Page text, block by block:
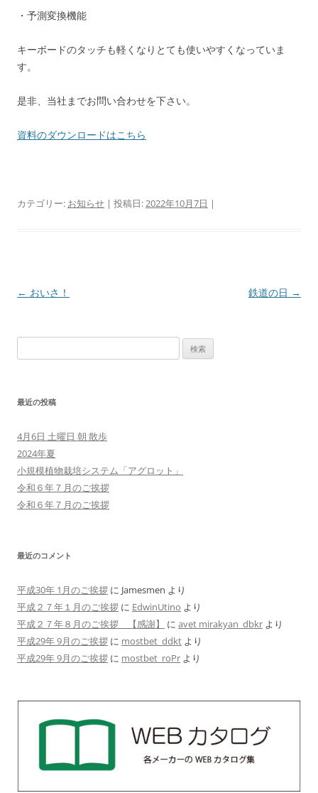
・予測変換機能
キーボードのタッチも軽くなりとても使いやすくなっていま
す。
是非、当社までお問い合わせを下さい。
資料のダウンロードはこちら
カテゴリー: お知らせ | 投稿日:2022年10月7日 |
投
ョ
ン
← おいさ！ 鉄道の日 →
索:
最近の投稿
4月6日 土曜日 朝 散歩
2024年夏
小規模植物栽培システム「アグロット」
令和６年７月のご挨拶
令和６年７月のご挨拶
最近のコメント
平成30年 1月のご挨拶 に Jamesmen より
平成２７年１月のご挨拶 に EdwinUtino より
平成２７年８月のご挨拶 【感謝】
に avet mirakyan_dbkr より
平成29年 9月のご挨拶 に mostbet_ddkt より
平成29年 9月のご挨拶 に mostbet_roPr より